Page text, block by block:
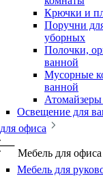
Крючки и
Поручни
уборных
Полочки,
ванной
Мусорные
ванной
Освещение для
офиса
Мебель для офиса
Мебель для